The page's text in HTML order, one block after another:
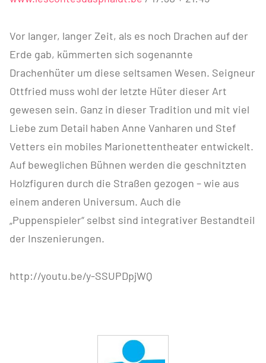
Vor langer, langer Zeit, als es noch Drachen auf der
Erde gab, kümmerten sich sogenannte
Drachenhüter um diese seltsamen Wesen. Seigneur
Ottfried muss wohl der letzte Hüter dieser Art
gewesen sein. Ganz in dieser Tradition und mit viel
Liebe zum Detail haben Anne Vanharen und Stef
Vetters ein mobiles Marionettentheater entwickelt.
Auf beweglichen Bühnen werden die geschnitzten
Holzfiguren durch die Straßen gezogen – wie aus
einem anderen Universum. Auch die
„Puppenspieler“ selbst sind integrativer Bestandteil
der Inszenierungen.
http://youtu.be/y-SSUPDpjWQ